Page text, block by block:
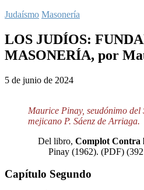
Judaísmo Masonería
LOS JUDÍOS:
MASONERÍA, por
5 de junio de 2024
Maurice Pinay, seudónimo del
mejicano P. Sáenz de Arriaga.
Del libro, Complot Contra
Pinay (1962). (PDF)
Capítulo Segundo